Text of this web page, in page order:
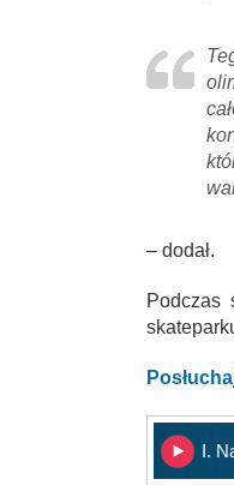
– dodał.
Podczas
I.